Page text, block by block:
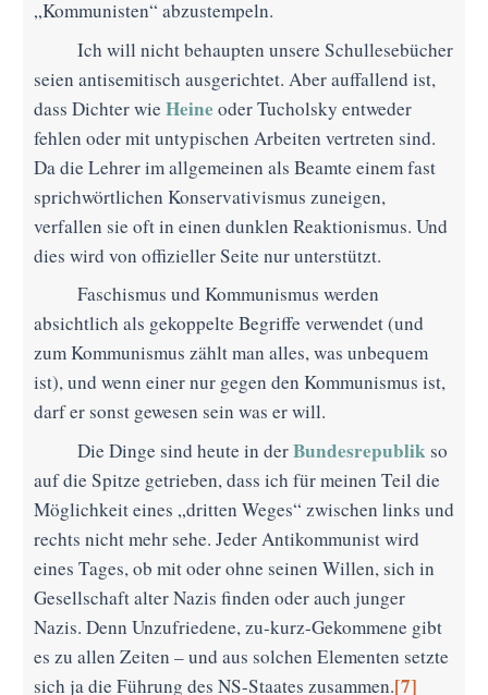
„Kommunisten“ abzustempeln.
Ich will nicht behaupten unsere Schullesebücher
seien antisemitisch ausgerichtet. Aber auffallend ist,
dass Dichter wie Heine oder Tucholsky entweder
fehlen oder mit untypischen Arbeiten vertreten sind.
Da die Lehrer im allgemeinen als Beamte einem fast
sprichwörtlichen Konservativismus zuneigen,
verfallen sie oft in einen dunklen Reaktionismus. Und
dies wird von offizieller Seite nur unterstützt.
Faschismus und Kommunismus werden
absichtlich als gekoppelte Begriffe verwendet (und
zum Kommunismus zählt man alles, was unbequem
ist), und wenn einer nur gegen den Kommunismus ist,
darf er sonst gewesen sein was er will.
Die Dinge sind heute in derBundesrepublik so
auf die Spitze getrieben, dass ich für meinen Teil die
Möglichkeit eines „dritten Weges“ zwischen links und
rechts nicht mehr sehe. Jeder Antikommunist wird
eines Tages, ob mit oder ohne seinen Willen, sich in
Gesellschaft alterNazis finden oder auch junger
Nazis. Denn Unzufriedene, zu-kurz-Gekommene gibt
es zu allen Zeiten – und aus solchen Elementen setzte
sich ja die Führung des NS-Staates zusammen.[7]